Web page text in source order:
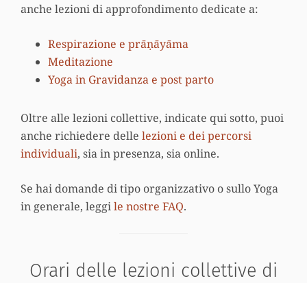
anche lezioni di approfondimento dedicate a:
Respirazione e prāṇāyāma
Meditazione
Yoga in Gravidanza e post parto
Oltre alle lezioni collettive, indicate qui sotto, puoi
anche richiedere delle lezioni e dei percorsi
individuali, sia in presenza, sia online.
Se hai domande di tipo organizzativo o sullo Yoga
in generale, leggile nostre FAQ.
Orari delle lezioni collettive di